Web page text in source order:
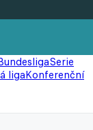
Serie
ligaKonferenční